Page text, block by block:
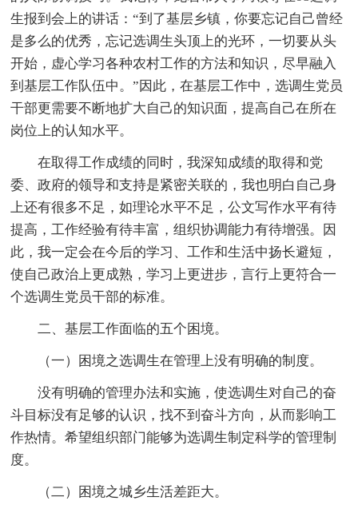
生报到会上的讲话：“到了基层乡镇，你要忘记自己曾经
是多么的优秀，忘记选调生头顶上的光环，一切要从头
开始，虚心学习各种农村工作的方法和知识，尽早融入
到基层工作队伍中。”因此，在基层工作中，选调生党员
干部更需要不断地扩大自己的知识面，提高自己在所在
岗位上的认知水平。
在取得工作成绩的同时，我深知成绩的取得和党
委、政府的领导和支持是紧密关联的，我也明白自己身
上还有很多不足，如理论水平不足，公文写作水平有待
提高，工作经验有待丰富，组织协调能力有待增强。因
此，我一定会在今后的学习、工作和生活中扬长避短，
使自己政治上更成熟，学习上更进步，言行上更符合一
个选调生党员干部的标准。
二、基层工作面临的五个困境。
（一）困境之选调生在管理上没有明确的制度。
没有明确的管理办法和实施，使选调生对自己的奋
斗目标没有足够的认识，找不到奋斗方向，从而影响工
作热情。希望组织部门能够为选调生制定科学的管理制
度。
（二）困境之城乡生活差距大。